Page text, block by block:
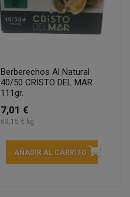
Berberechos Al Natural
40/50 CRISTO DEL MAR
111gr.
7,01 €
63,15 € kg
AÑADIR AL CARRITO